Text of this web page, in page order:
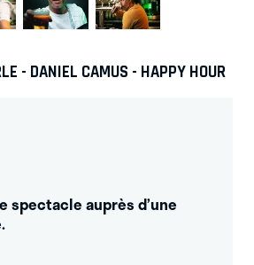
- DANIEL CAMUS - HAPPY HOUR
spectacle auprès d’une